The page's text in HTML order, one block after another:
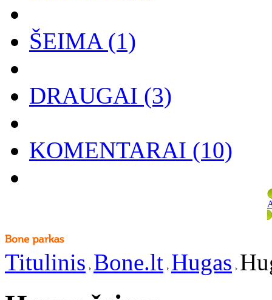
ŠEIMA(1)
DRAUGAI (3)
KOMENTARAI (10)
Titulinis Bone.lt Hugas